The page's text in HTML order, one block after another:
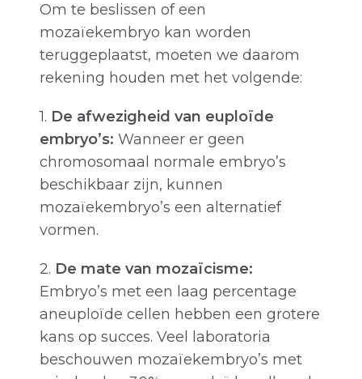
Om te beslissen of een
mozaïekembryo kan worden
teruggeplaatst, moeten we daarom
rekening houden met het volgende:
1. De afwezigheid van euploïde
embryo’s: Wanneer er geen
chromosomaal normale embryo’s
beschikbaar zijn, kunnen
mozaïekembryo’s een alternatief
vormen.
2. De mate van mozaïcisme:
Embryo’s met een laag percentage
aneuploïde cellen hebben een grotere
kans op succes. Veel laboratoria
beschouwen mozaïekembryo’s met